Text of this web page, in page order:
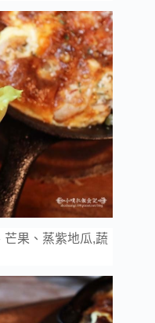
芒果、蒸紫地瓜,蔬